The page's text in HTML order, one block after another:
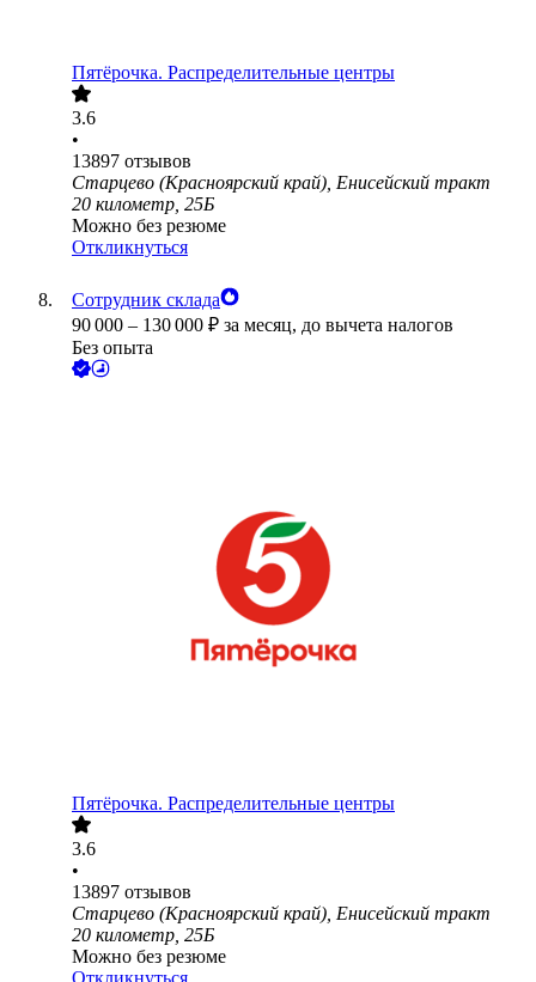
Пятёрочка. Распределительные центры
3.6
•
13897 отзывов
Старцево (Красноярский край), Енисейский тракт
20 километр, 25Б
Можно без резюме
Откликнуться
Сотрудник склада
90 000 – 130 000 ₽ за месяц, до вычета налогов
Без опыта
Пятёрочка. Распределительные центры
3.6
•
13897 отзывов
Старцево (Красноярский край), Енисейский тракт
20 километр, 25Б
Можно без резюме